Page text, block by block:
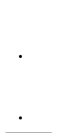
Váš košík je prázdný